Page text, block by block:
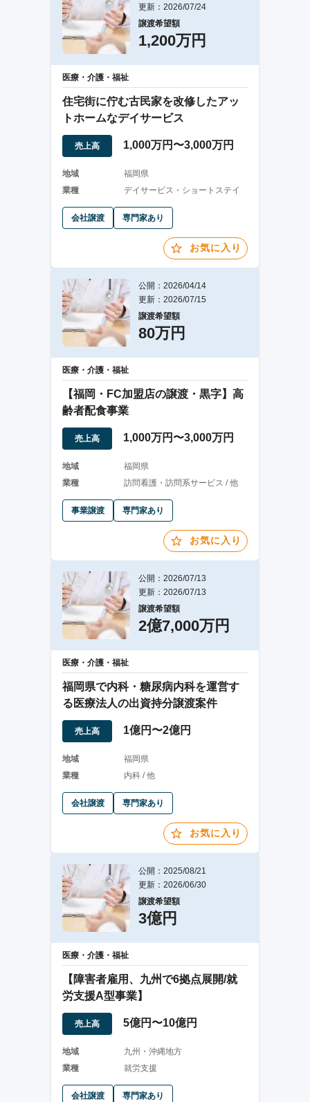
更新：2026/07/24
譲渡希望額
1,200万円
医療・介護・福祉
住宅街に佇む古民家を改修したアッ
トホームなデイサービス
売上高 1,000万円〜3,000万円
地域
福岡県
業種
デイサービス・ショートステイ
会社譲渡 専門家あり
お気に入り
公開：2026/04/14
更新：2026/07/15
譲渡希望額
80万円
医療・介護・福祉
【福岡・FC加盟店の譲渡・黒字】高
齢者配食事業
売上高 1,000万円〜3,000万円
地域
福岡県
業種
訪問看護・訪問系サービス / 他
事業譲渡 専門家あり
お気に入り
公開：2026/07/13
更新：2026/07/13
譲渡希望額
2億7,000万円
医療・介護・福祉
福岡県で内科・糖尿病内科を運営す
る医療法人の出資持分譲渡案件
売上高 1億円〜2億円
地域
福岡県
業種
内科 / 他
会社譲渡 専門家あり
お気に入り
公開：2025/08/21
更新：2026/06/30
譲渡希望額
3億円
医療・介護・福祉
【障害者雇用、九州で6拠点展開/就
労支援A型事業】
売上高 5億円〜10億円
地域
九州・沖縄地方
業種
就労支援
会社譲渡 専門家あり